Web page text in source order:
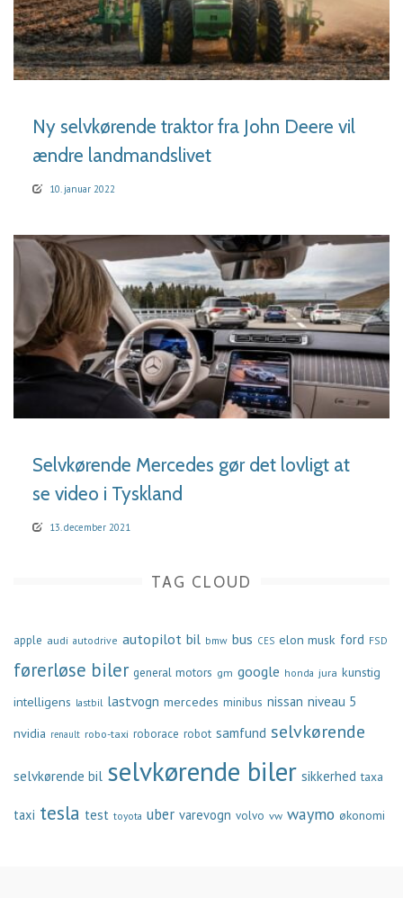
LÆS MERE
Ny selvkørende traktor fra John Deere vil
ændre landmandslivet
10. januar 2022
LÆS MERE
Selvkørende Mercedes gør det lovligt at
se video i Tyskland
13. december 2021
TAG CLOUD
apple audi autodrive autopilot bil bmw bus CES elon musk ford FSD
førerløse biler general motors gm google honda jura kunstig
intelligens lastbil lastvogn mercedes minibus nissan niveau 5
nvidia renault robo-taxi roborace robot samfund selvkørende
selvkørende bil selvkørende biler sikkerhed taxa
taxi tesla test toyota uber varevogn volvo vw waymo økonomi